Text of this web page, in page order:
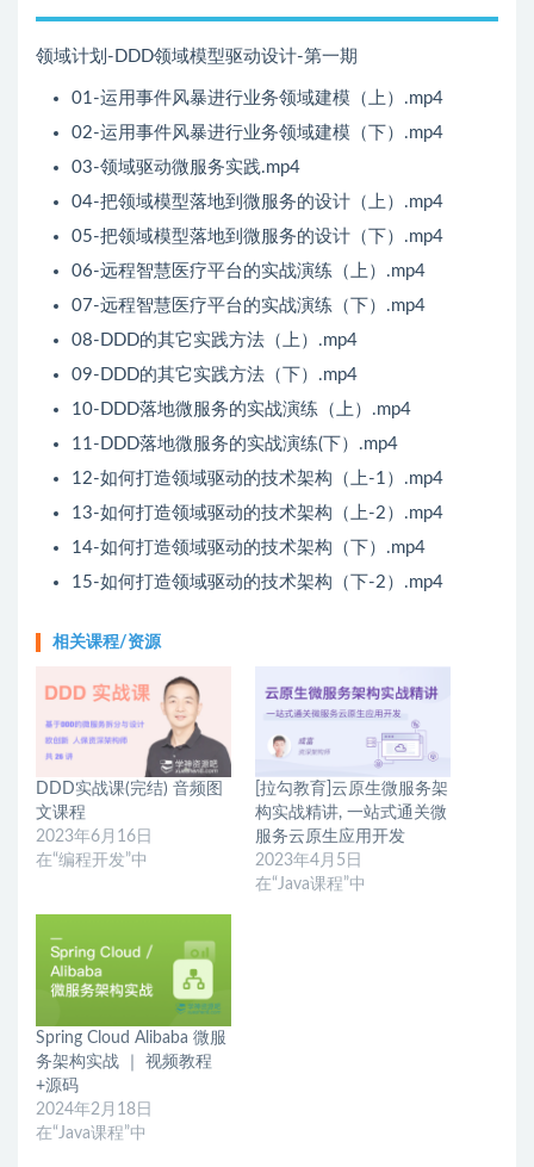
领域计划-DDD领域模型驱动设计-第一期
01-运用事件风暴进行业务领域建模（上）.mp4
02-运用事件风暴进行业务领域建模（下）.mp4
03-领域驱动微服务实践.mp4
04-把领域模型落地到微服务的设计（上）.mp4
05-把领域模型落地到微服务的设计（下）.mp4
06-远程智慧医疗平台的实战演练（上）.mp4
07-远程智慧医疗平台的实战演练（下）.mp4
08-DDD的其它实践方法（上）.mp4
09-DDD的其它实践方法（下）.mp4
10-DDD落地微服务的实战演练（上）.mp4
11-DDD落地微服务的实战演练(下）.mp4
12-如何打造领域驱动的技术架构（上-1）.mp4
13-如何打造领域驱动的技术架构（上-2）.mp4
14-如何打造领域驱动的技术架构（下）.mp4
15-如何打造领域驱动的技术架构（下-2）.mp4
相关课程/资源
DDD实战课(完结) 音频图
文课程
2023年6月16日
在“编程开发”中
[拉勾教育]云原生微服务架
构实战精讲, 一站式通关微
服务云原生应用开发
2023年4月5日
在“Java课程”中
Spring Cloud Alibaba 微服
务架构实战 ｜ 视频教程
+源码
2024年2月18日
在“Java课程”中